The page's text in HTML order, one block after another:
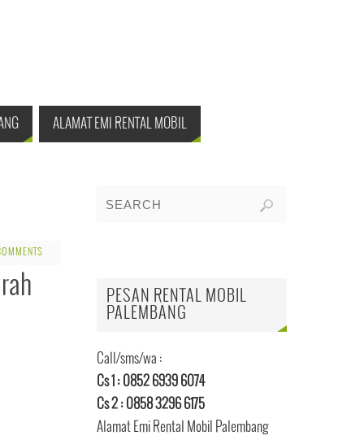
ALAMAT EMI RENTAL MOBIL
PESAN RENTAL MOBIL
PALEMBANG
Call/sms/wa :
Cs 1 : 0852 6939 6074
Cs 2 : 0858 3296 6175
Alamat Emi Rental Mobil Palembang